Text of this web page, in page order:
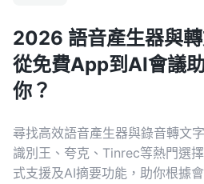
2026 語音產生器與轉
從免費App到AI會議
你？
尋找高效語音產生器與錄音轉文
識別王、夸克、Tinrec等熱門選
式支援及AI摘要功能，助你根據